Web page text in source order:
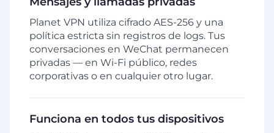
Planet VPN utiliza cifrado AES-256 y una
política estricta sin registros de logs. Tus
conversaciones en WeChat permanecen
privadas — en Wi-Fi público, redes
corporativas o en cualquier otro lugar.
Funciona en todos tus dispositivos